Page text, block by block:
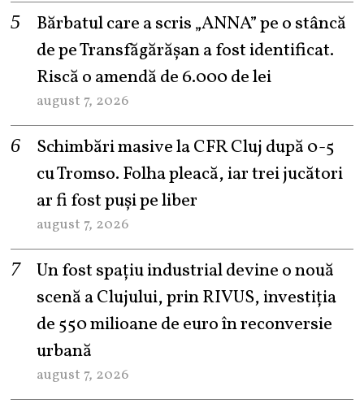
Bărbatul care a scris „ANNA” pe o stâncă
de pe Transfăgărășan a fost identificat.
Riscă o amendă de 6.000 de lei
august 7, 2026
Schimbări masive la CFR Cluj după 0-5
cu Tromso. Folha pleacă, iar trei jucători
ar fi fost puși pe liber
august 7, 2026
Un fost spațiu industrial devine o nouă
scenă a Clujului, prin RIVUS, investiția
de 550 milioane de euro în reconversie
urbană
august 7, 2026